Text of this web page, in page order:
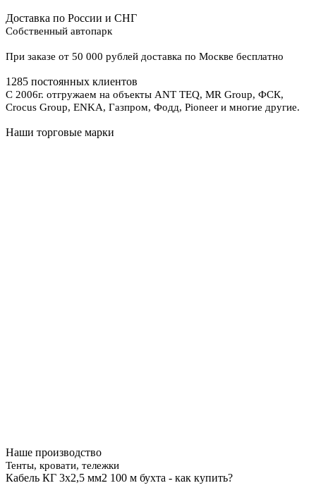
Доставка по России и СНГ
Собственный автопарк
При заказе от 50 000 рублей доставка по Москве бесплатно
1285 постоянных клиентов
С 2006г. отгружаем на объекты ANT TEQ, MR Group, ФСК,
Crocus Group, ENKA, Газпром, Фодд, Pioneer и многие другие.
Наши торговые марки
Наше производство
Тенты, кровати, тележки
Кабель КГ 3х2,5 мм2 100 м бухта - как купить?